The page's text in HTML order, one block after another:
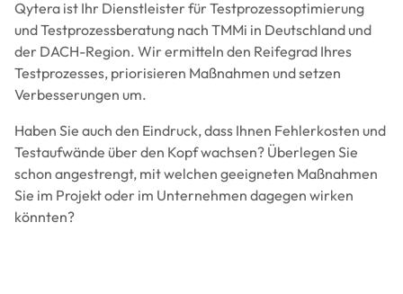
Qytera ist Ihr Dienstleister für Testprozessoptimierung
und Testprozessberatung nach TMMi in Deutschland und
der DACH-Region. Wir ermitteln den Reifegrad Ihres
Testprozesses, priorisieren Maßnahmen und setzen
Verbesserungen um.
Haben Sie auch den Eindruck, dass Ihnen Fehlerkosten und
Testaufwände über den Kopf wachsen? Überlegen Sie
schon angestrengt, mit welchen geeigneten Maßnahmen
Sie im Projekt oder im Unternehmen dagegen wirken
könnten?